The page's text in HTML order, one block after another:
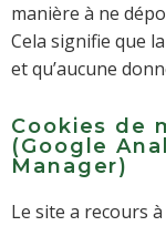
manière à ne
Cela signifie que
et qu’aucune
Cookies de
(Google
Manager)
Le site a recours